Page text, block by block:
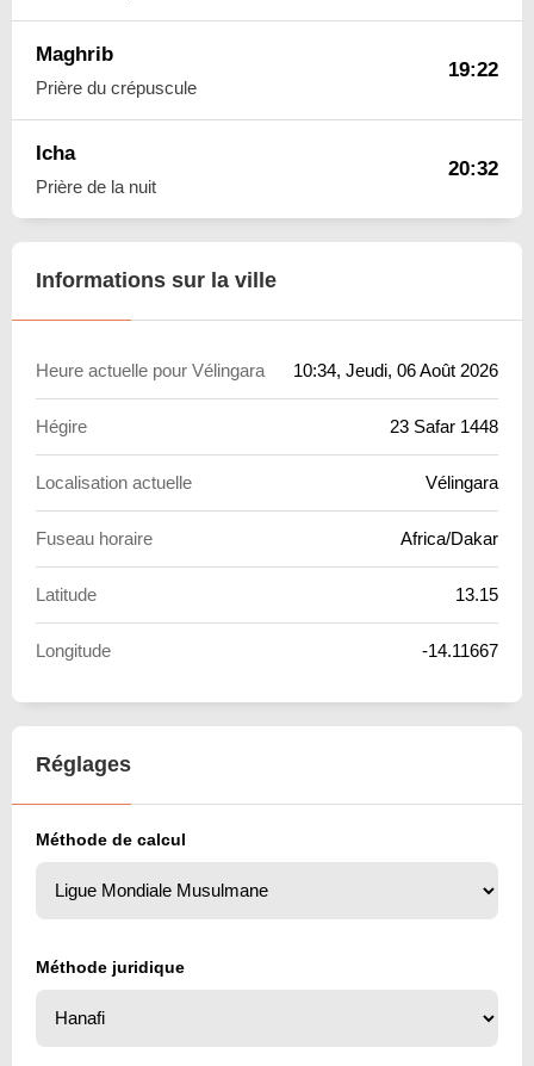
Maghrib
Prière du crépuscule
19:22
Icha
Prière de la nuit
20:32
Informations sur la ville
Heure actuelle pour Vélingara 10:34, Jeudi, 06 Août 2026
Hégire 23 Safar 1448
Localisation actuelle Vélingara
Fuseau horaire Africa/Dakar
Latitude 13.15
Longitude -14.11667
Réglages
Méthode de calcul
Méthode juridique